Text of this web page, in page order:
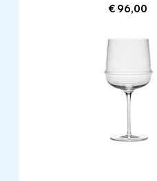
€ 96,00